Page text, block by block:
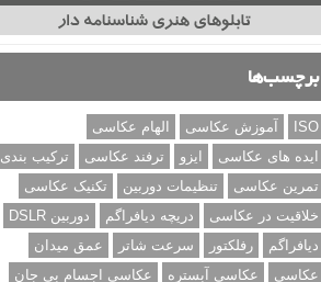
برچسب‌ها
ISO آموزش عکاسی
الهام عکاسی
ایده های عکاسی
ایزو ترفند عکاسی
ترکیب بندی
تمرین عکاسی
تنظیمات دوربین
تکنیک عکاسی
خلاقیت در عکاسی
دریچه دیافراگم
دوربین DSLR
دیافراگم
رفلکتور سرعت شاتر
عمق میدان
عکاسی
عکاسی آبستره
عکاسی اجسام بی جان